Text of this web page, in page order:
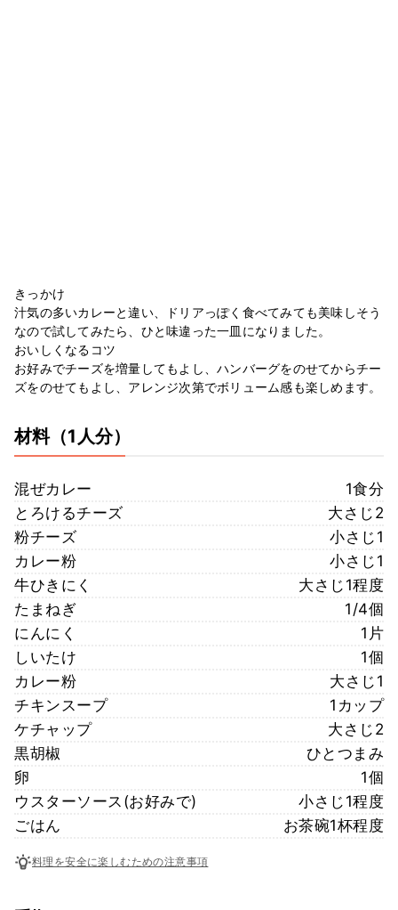
きっかけ
汁気の多いカレーと違い、ドリアっぽく食べてみても美味しそう
なので試してみたら、ひと味違った一皿になりました。
おいしくなるコツ
お好みでチーズを増量してもよし、ハンバーグをのせてからチー
ズをのせてもよし、アレンジ次第でボリューム感も楽しめます。
材料（1人分）
混ぜカレー
1食分
とろけるチーズ
大さじ2
粉チーズ
小さじ1
カレー粉
小さじ1
牛ひきにく
大さじ1程度
たまねぎ
1/4個
にんにく
1片
しいたけ
1個
カレー粉
大さじ1
チキンスープ
1カップ
ケチャップ
大さじ2
黒胡椒
ひとつまみ
卵
1個
ウスターソース(お好みで)
小さじ1程度
ごはん
お茶碗1杯程度
料理を安全に楽しむための注意事項